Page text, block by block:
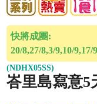
快將成團:
20/8,27/8,3/9,10/9,17/
(NDHX05SS)
峇里島寫意5